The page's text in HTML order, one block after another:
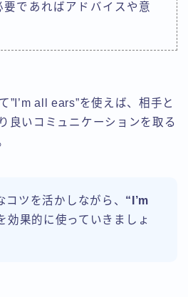
であればアドバイスや意
”I’m all ears”を使えば、相手と
良いコミュニケーションを取る
コツを活かしながら、 “I’m
効果的に使っていきましょ